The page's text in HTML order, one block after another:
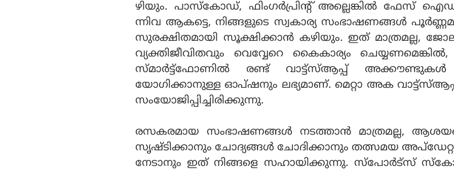
ഴിയും. പാസ്‌കോഡ്, ഫിംഗര്‍പ്രിന്റ് അല്ലെങ്കില്‍ ഫേസ്
ന്നിവ ആകട്ടെ, നിങ്ങളുടെ സ്വകാര്യ സംഭാഷണങ്ങള്‍
സുരക്ഷിതമായി സൂക്ഷിക്കാന്‍ കഴിയും. ഇത് മാത്രമല്ല,
വ്യക്തിജീവിതവും വെവ്വേറെ കൈകാര്യം
സ്മാര്‍ട്ട്ഫോണില്‍ രണ്ട് വാട്ട്സ്ആപ്പ്
യോഗിക്കാനുള്ള ഓപ്ഷനും ലഭ്യമാണ്. മെറ്റാ അക
സംയോജിപ്പിച്ചിരിക്കുന്നു.
രസകരമായ സംഭാഷണങ്ങള്‍ നടത്താന്‍ മാത്രമല്ല,
സൃഷ്ടിക്കാനും ചോദ്യങ്ങള്‍ ചോദിക്കാനും തത്സമയ
നേടാനും ഇത് നിങ്ങളെ സഹായിക്കുന്നു. സ്പോര്‍ട്സ്